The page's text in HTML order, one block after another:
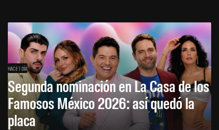
HACE 1 DÍA
Segunda nominación en La Casa de los
Famosos México 2026: así quedó la
placa